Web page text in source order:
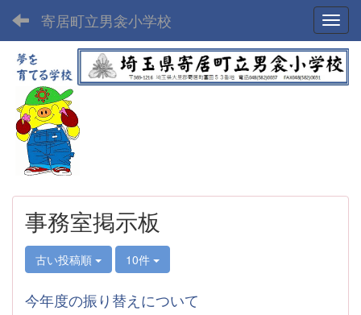
寄居町立男衾小学校
事務室掲示板
古い投稿順 10件
今年度の振り替えについて